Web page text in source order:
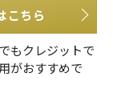
こちら
もクレジットで
がおすすめで